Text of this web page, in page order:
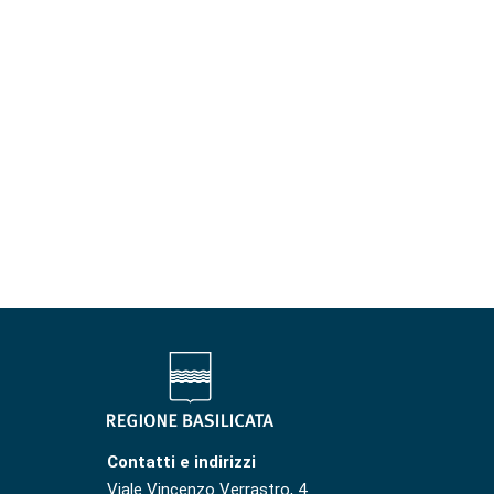
Contatti e indirizzi
Viale Vincenzo Verrastro, 4